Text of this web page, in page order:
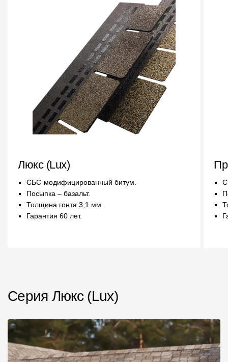
Инструкции по монтажу
Технические листы
Рекламные материалы
Сертификаты
Гарантии
Текстуры
Фото объектов
Вопрос-ответ/Faq
Калькулятор
Цены
Компания
Люкс (Lux)
СБС-модифицированный битум.
Посыпка – базальт.
Толщина гонта 3,1 мм.
Гарантия 60 лет.
Серия Люкс (Lux)